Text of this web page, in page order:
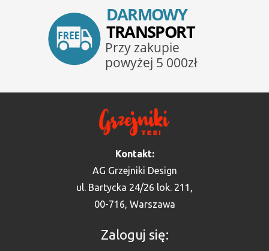
Kontakt:
AG Grzejniki Design
ul. Bartycka 24/26 lok. 211,
00-716, Warszawa
Zaloguj się: